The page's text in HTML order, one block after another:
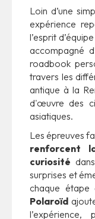
Loin d’une
expérience
l’esprit
accompagné
roadbook
travers les
antique à la
d'œuvre des
asiatiques.
Les épreuves
renforcent
curiosité
surprises et
chaque étape
Polaroïd